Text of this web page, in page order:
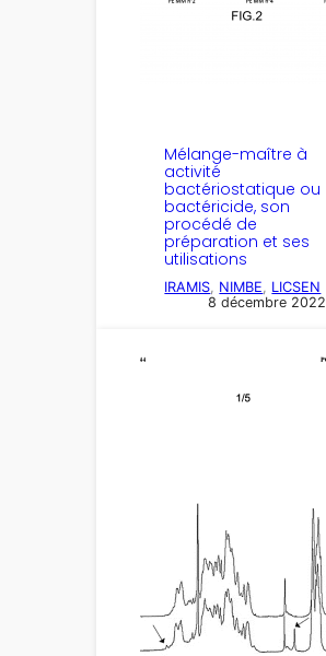
Mélange-maître à
activité
bactériostatique ou
bactéricide, son
procédé de
préparation et ses
utilisations
IRAMIS, NIMBE, LICSEN
8 décembre 2022